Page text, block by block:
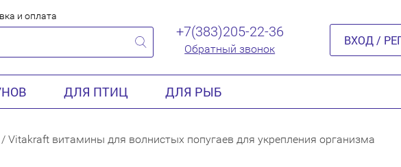
и оплата
+7(383)205-22-36
Обратный звонок
ВХОД /
ДЛЯ ПТИЦ ДЛЯ РЫБ
/ Vitakraft витамины для волнистых попугаев для укрепления организма